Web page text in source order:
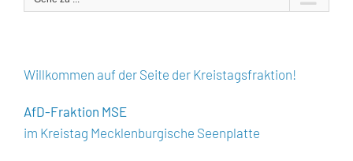
Willkommen auf der Seite der Kreistagsfraktion!
AfD-Fraktion MSE
im Kreistag Mecklenburgische Seenplatte